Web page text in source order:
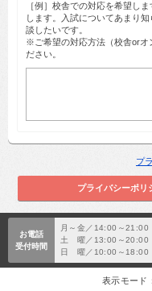
［例］校舎での対応を希望し
します。入試についてあまり
談したいです。
※ご希望の対応方法（校舎orオ
ださい。
プ
お電話
受付時間
月～金／14:00～21:00
土 曜／13:00～20:00
日 曜／10:00～18:00
表示モード：